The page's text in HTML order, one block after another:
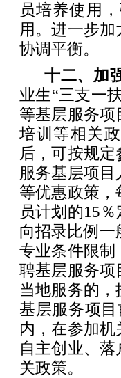
员培养使用
用。进一步
协调平衡。
十二、加
业生“三支一
等基层服务
培训等相关
后，可按规
服务基层项
等优惠政策
员计划的15
向招录比例一
专业条件限
聘基层服务
当地服务的
基层服务项
内，在参加
自主创业、
关政策。